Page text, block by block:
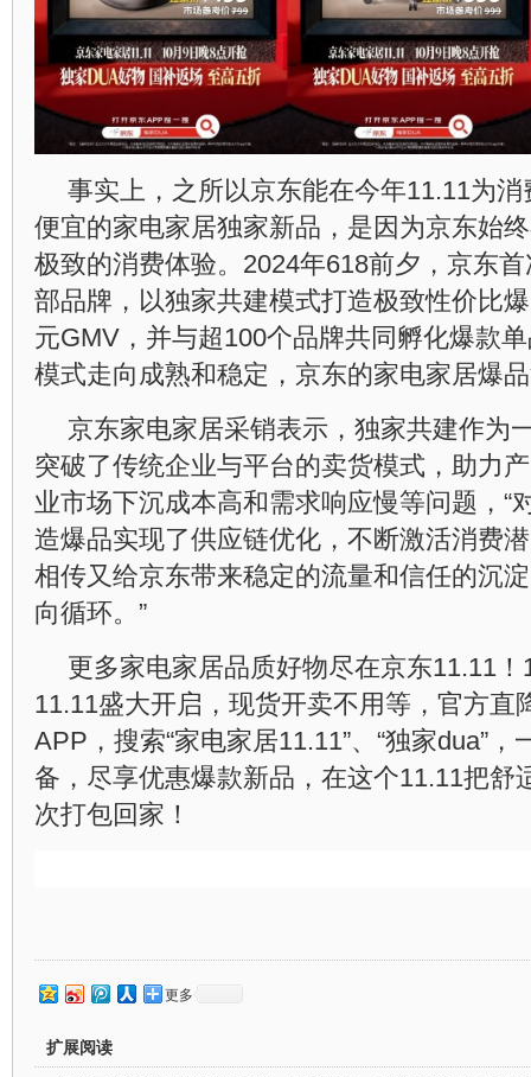
事实上，之所以京东能在今年11.11为
便宜的家电家居独家新品，是因为京东始
极致的消费体验。2024年618前夕，京东
部品牌，以独家共建模式打造极致性价比
元GMV，并与超100个品牌共同孵化爆款
模式走向成熟和稳定，京东的家电家居爆
京东家电家居采销表示，独家共建作为
突破了传统企业与平台的卖货模式，助力
业市场下沉成本高和需求响应慢等问题，“
造爆品实现了供应链优化，不断激活消费
相传又给京东带来稳定的流量和信任的沉
向循环。”
更多家电家居品质好物尽在京东11.11
11.11盛大开启，现货开卖不用等，官方直
APP，搜索“家电家居11.11”、“独家dua”
备，尽享优惠爆款新品，在这个11.11把舒
次打包回家！
更多
扩展阅读